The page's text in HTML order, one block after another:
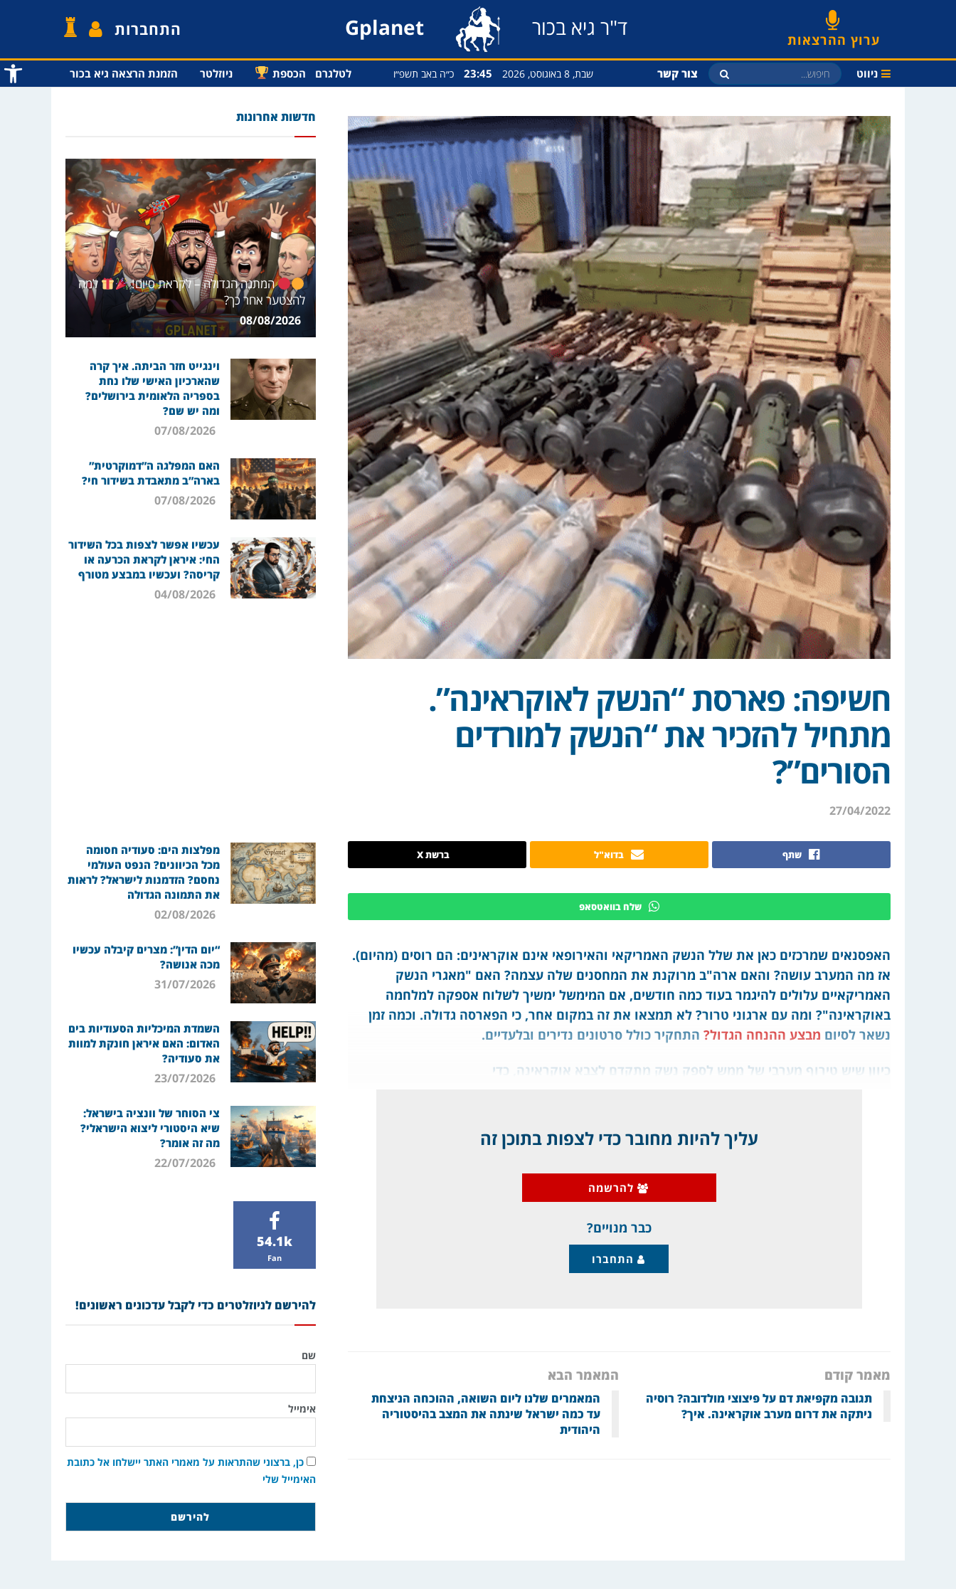
פתח
ערוץ ההרצאות ד"ר גיא בכור Gplanet התחברות
ניווט צור קשר שבת, 8 באוגוסט, 2026 23:45 כ״ה באב תשפ״ו לטלגרם הכספת ניוזלטר הזמנת הרצאה גיא בכור
חשיפה: פארסת “הנשק לאוקראינה”.
מתחיל להזכיר את “הנשק למורדים
הסורים”?
27/04/2022
שתף בדוא"ל ברשת X
שלח בוואטסאפ
האפסנאים שמרכזים כאן את שלל הנשק האמריקאי והאירופאי אינם אוקראינים: הם רוסים (מהיום).
אז מה המערב עושה? והאם ארה"ב מרוקנת את המחסנים שלה עצמה? האם "מאגרי הנשק
האמריקאיים עלולים להיגמר בעוד כמה חודשים, אם המימשל ימשיך לשלוח אספקה למלחמה
באוקראינה"? ומה עם ארגוני טרור? לא תמצאו את זה במקום אחר, כי הפארסה גדולה. וכמה זמן
נשאר לסיום מבצע ההנחה הגדול? התחקיר כולל סרטונים נדירים ובלעדיים.
כיוון שיש טירוף מערבי של ממש לספק נשק מתקדם לצבא אוקראינה, כדי
עליך להיות מחובר כדי לצפות בתוכן זה
להרשמה
כבר מנויים?
התחברו
מאמר קודם
תגובה מקפיאת דם על פיצוצי מולדובה? רוסיה
ניתקה את דרום מערב אוקראינה. איך?
המאמר הבא
המאמרים שלנו ליום השואה, ההוכחה הניצחת
עד כמה ישראל שינתה את המצב בהיסטוריה
היהודית
חדשות אחרונות
המתנה הגדולה – לקראת סיום!
למה
להצטער אחר כך?
08/08/2026
וינגייט חזר הביתה. איך קרה
שהארכיון האישי שלו נחת
בספריה הלאומית בירושלים?
ומה יש שם?
07/08/2026
האם המפלגה ה”דמוקרטית”
בארה”ב מתאבדת בשידור חי?
07/08/2026
עכשיו אפשר לצפות בכל השידור
החי: איראן לקראת הכרעה או
קריסה? ועכשיו במבצע מטורף
04/08/2026
מפלצות הים: סעודיה חסומה
מכל הכיוונים? הנפט העולמי
נחסם? הזדמנות לישראל? לראות
את התמונה הגדולה
02/08/2026
“יום הדין”: מצרים קיבלה עכשיו
מכה אנושה?
31/07/2026
השמדת המיכליות הסעודיות בים
האדום: האם איראן חונקת למוות
את סעודיה?
23/07/2026
צי הסוחר של וונציה בישראל:
שיא היסטורי ליצוא הישראלי?
מה זה אומר?
22/07/2026
54.1k
Fan
להירשם לניוזלטרים כדי לקבל עדכונים ראשונים!
שם
אימייל
כן, ברצוני שהתראות על מאמרי האתר יישלחו אל כתובת
האימייל שלי